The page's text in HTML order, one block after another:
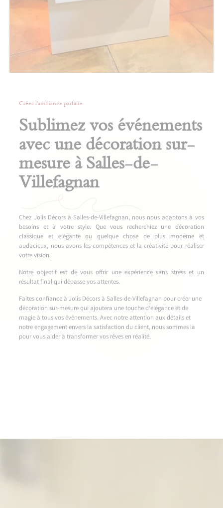
Créez l'ambiance parfaite
Sublimez vos événements
avec une décoration sur-
mesure à Salles-de-
Villefagnan
Chez Jolis Décors à Salles-de-Villefagnan, nous nous adaptons à vos
besoins et à votre style. Que vous recherchiez une décoration
classique et élégante ou quelque chose de plus moderne et
audacieux, nous avons les compétences et la créativité pour réaliser
votre vision.
Notre objectif est de vous offrir une expérience sans stress et un
résultat final qui dépasse vos attentes.
Faites confiance à Jolis Décors à Salles-de-Villefagnan pour créer une
décoration sur-mesure qui ajoutera une touche d’élégance et de
magie à tous vos événements. Avec notre attention aux détails et
notre engagement envers la satisfaction du client, nous sommes là
pour vous aider à transformer vos rêves en réalité.